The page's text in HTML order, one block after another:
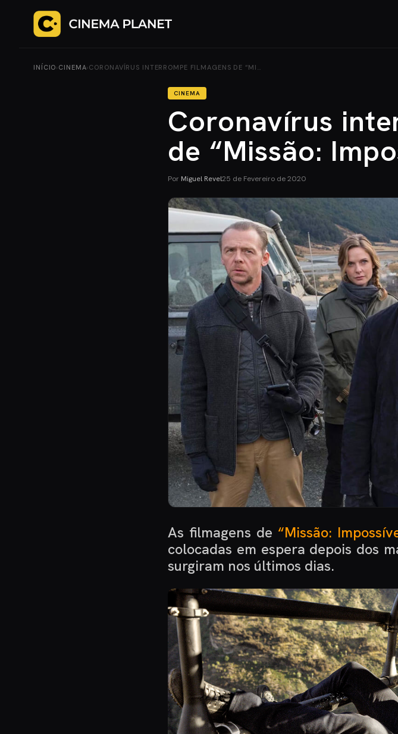
INÍCIO› CINEMA› CORONAVÍRUS INTERROMPE FILMAGENS DE “MI…
CINEMA
Coronavírus
de “Missão:
Por Miguel Revel25 de Fevereiro de 2020
As filmagens de “Missão:
colocadas em espera depois dos
surgiram nos últimos dias.